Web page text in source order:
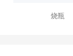
烧瓶